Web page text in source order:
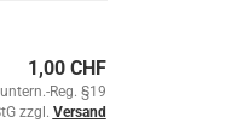
1,00 CHF
Reg. §19
zzgl. Versand